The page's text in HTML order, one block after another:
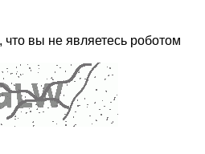
вы не являетесь роботом